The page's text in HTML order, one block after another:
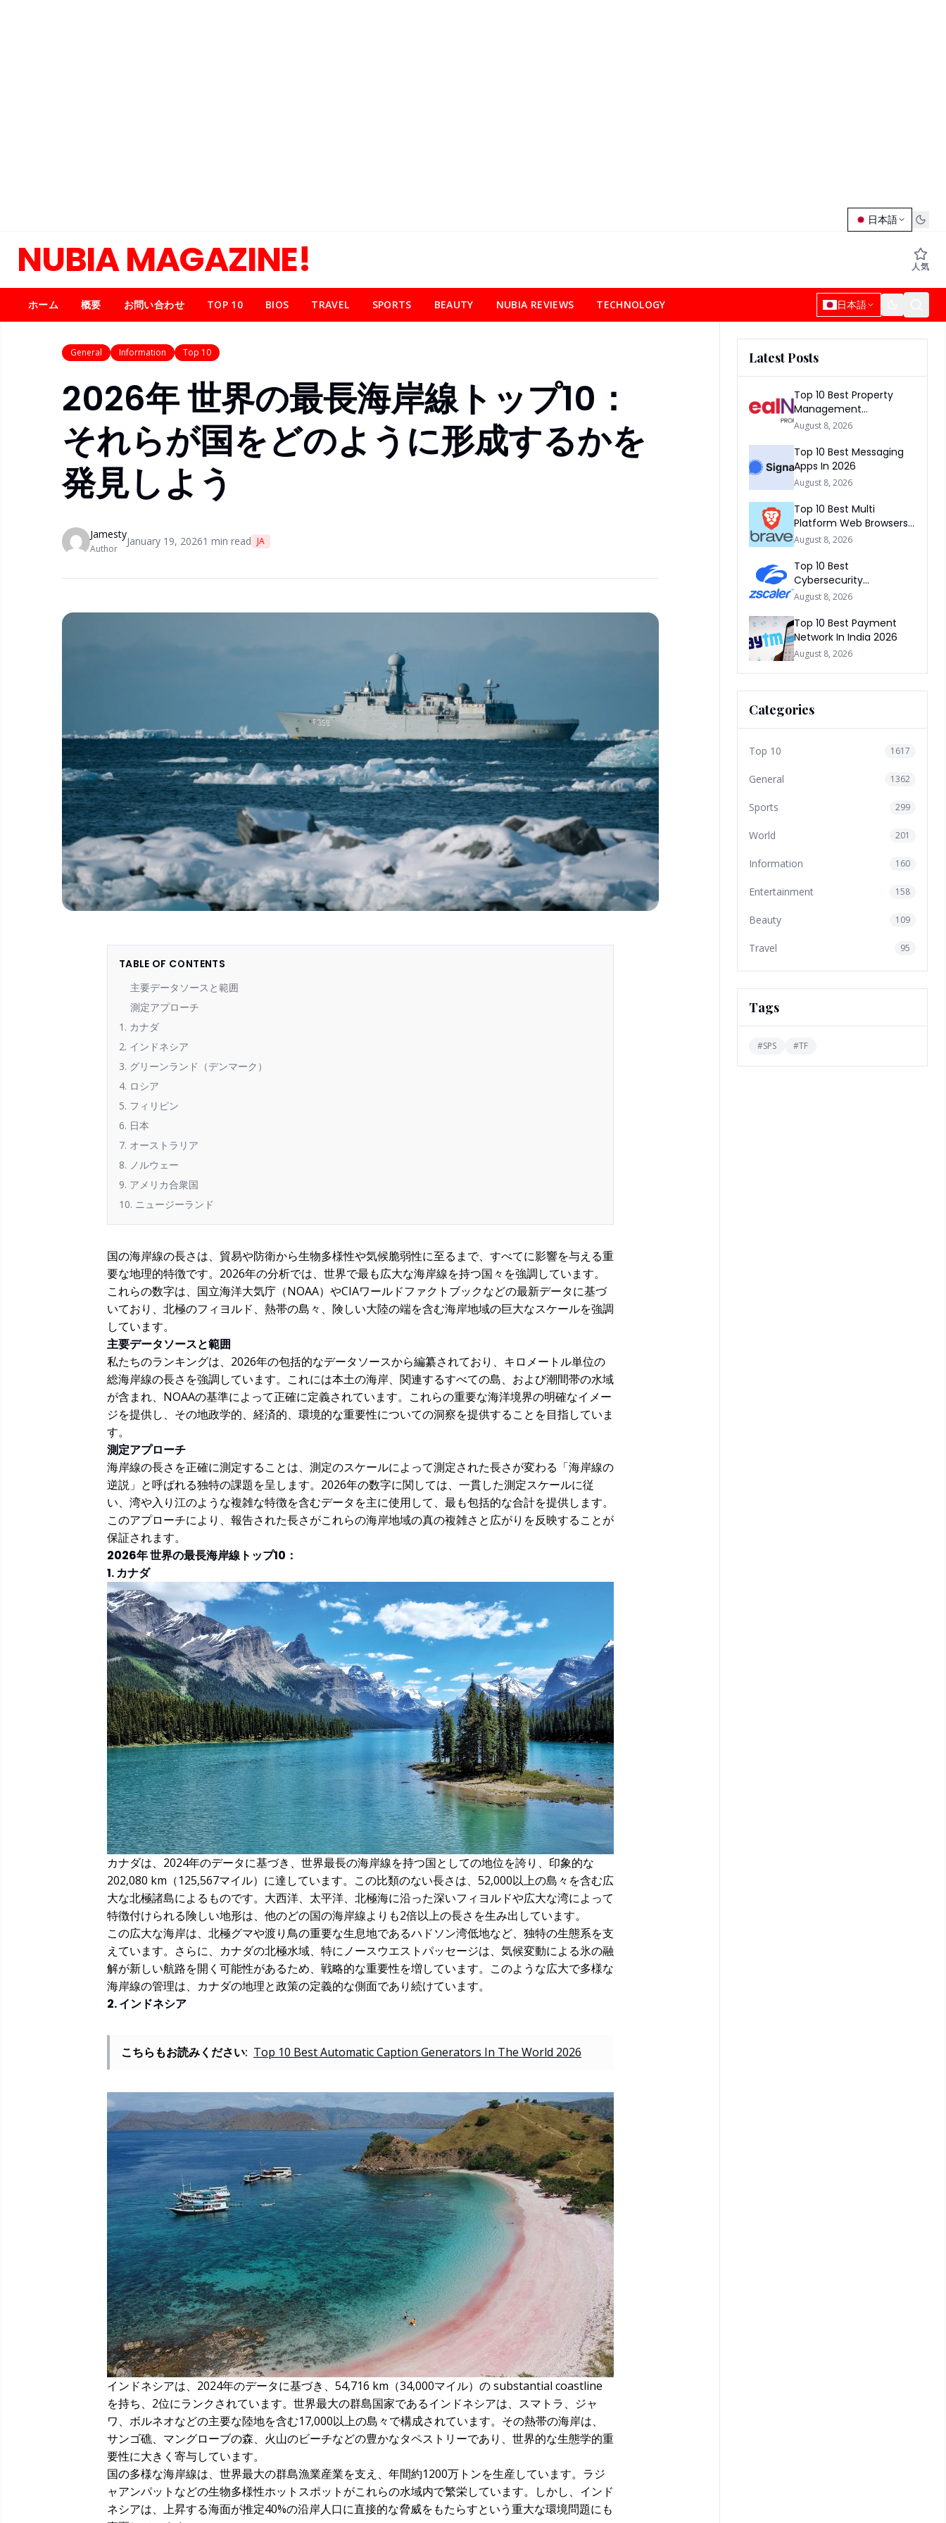
日本語
NUBIA MAGAZINE! 人気
ホーム 概要 お問い合わせ TOP 10 BIOS TRAVEL SPORTS BEAUTY NUBIA REVIEWS TECHNOLOGY 日本語
General Information Top 10
2026年 世界の最長海岸線トップ10：
それらが国をどのように形成するかを
発見しよう
Jamesty
Author
January 19, 20261 min read JA
TABLE OF CONTENTS
主要データソースと範囲
測定アプローチ
1. カナダ
2. インドネシア
3. グリーンランド（デンマーク）
4. ロシア
5. フィリピン
6. 日本
7. オーストラリア
8. ノルウェー
9. アメリカ合衆国
10. ニュージーランド
国の海岸線の長さは、貿易や防衛から生物多様性や気候脆弱性に至るまで、すべてに影響を与える重
要な地理的特徴です。2026年の分析では、世界で最も広大な海岸線を持つ国々を強調しています。
これらの数字は、国立海洋大気庁（NOAA）やCIAワールドファクトブックなどの最新データに基づ
いており、北極のフィヨルド、熱帯の島々、険しい大陸の端を含む海岸地域の巨大なスケールを強調
しています。
主要データソースと範囲
私たちのランキングは、2026年の包括的なデータソースから編纂されており、キロメートル単位の
総海岸線の長さを強調しています。これには本土の海岸、関連するすべての島、および潮間帯の水域
が含まれ、NOAAの基準によって正確に定義されています。これらの重要な海洋境界の明確なイメー
ジを提供し、その地政学的、経済的、環境的な重要性についての洞察を提供することを目指していま
す。
測定アプローチ
海岸線の長さを正確に測定することは、測定のスケールによって測定された長さが変わる「海岸線の
逆説」と呼ばれる独特の課題を呈します。2026年の数字に関しては、一貫した測定スケールに従
い、湾や入り江のような複雑な特徴を含むデータを主に使用して、最も包括的な合計を提供します。
このアプローチにより、報告された長さがこれらの海岸地域の真の複雑さと広がりを反映することが
保証されます。
2026年 世界の最長海岸線トップ10：
1. カナダ
カナダは、2024年のデータに基づき、世界最長の海岸線を持つ国としての地位を誇り、印象的な
202,080 km（125,567マイル）に達しています。この比類のない長さは、52,000以上の島々を含む広
大な北極諸島によるものです。大西洋、太平洋、北極海に沿った深いフィヨルドや広大な湾によって
特徴付けられる険しい地形は、他のどの国の海岸線よりも2倍以上の長さを生み出しています。
この広大な海岸は、北極グマや渡り鳥の重要な生息地であるハドソン湾低地など、独特の生態系を支
えています。さらに、カナダの北極水域、特にノースウエストパッセージは、気候変動による氷の融
解が新しい航路を開く可能性があるため、戦略的な重要性を増しています。このような広大で多様な
海岸線の管理は、カナダの地理と政策の定義的な側面であり続けています。
2. インドネシア
こちらもお読みください: Top 10 Best Automatic Caption Generators In The World 2026
インドネシアは、2024年のデータに基づき、54,716 km（34,000マイル）の substantial coastline
を持ち、2位にランクされています。世界最大の群島国家であるインドネシアは、スマトラ、ジャ
ワ、ボルネオなどの主要な陸地を含む17,000以上の島々で構成されています。その熱帯の海岸は、
サンゴ礁、マングローブの森、火山のビーチなどの豊かなタペストリーであり、世界的な生態学的重
要性に大きく寄与しています。
国の多様な海岸線は、世界最大の群島漁業産業を支え、年間約1200万トンを生産しています。ラジ
ャアンパットなどの生物多様性ホットスポットがこれらの水域内で繁栄しています。しかし、インド
ネシアは、上昇する海面が推定40%の沿岸人口に直接的な脅威をもたらすという重大な環境問題にも
Latest Posts
Top 10 Best Property
Management
Companies In South
August 8, 2026
Top 10 Best Messaging
Apps In 2026
August 8, 2026
Top 10 Best Multi
Platform Web Browsers
In The world 2026
August 8, 2026
Top 10 Best
Cybersecurity
Companies In America
August 8, 2026
Top 10 Best Payment
Network In India 2026
August 8, 2026
Categories
Top 10 1617
General 1362
Sports 299
World 201
Information 160
Entertainment 158
Beauty 109
Travel 95
Tags
#SPS #TF